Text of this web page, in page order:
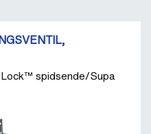
spidsende/Supa